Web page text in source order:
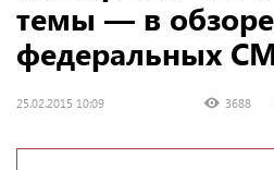
темы — в обзоре
федеральных
25.02.2015 10:09 3688